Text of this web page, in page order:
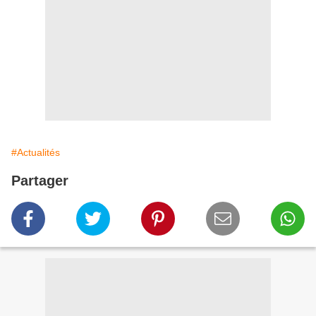
#Actualités
Partager